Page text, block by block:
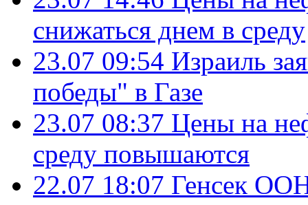
снижаться днем в среду
23.07 09:54 Израиль
победы" в Газе
23.07 08:37 Цены на
среду повышаются
22.07 18:07 Генсек ООН